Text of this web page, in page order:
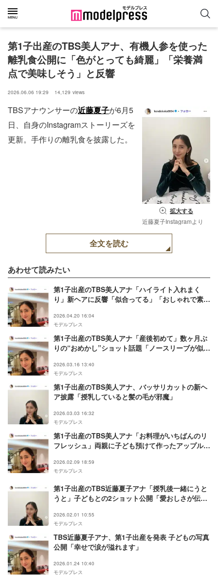
第1子出産のTBS美人アナ、有機人参を使った
離乳食公開に「色がとっても綺麗」「栄養満
点で美味しそう」と反響
2026.06.06 19:29 14,129 views
拡大する
近藤夏子Instagramより
TBSアナウンサーの近藤夏子が6月5
日、自身のInstagramストーリーズを
更新。手作りの離乳食を披露した。
全文を読む
あわせて読みたい
第1子出産のTBS美人アナ「ハイライト入れまく
り」新ヘアに反響「似合ってる」「おしゃれで素
2026.04.20 16:04
モデルプレス
第1子出産のTBS美人アナ「産後初めて」数ヶ月ぶ
りの“おめかし”ショット話題「ノースリーブが似合
2026.03.16 13:40
モデルプレス
第1子出産のTBS美人アナ、バッサリカットの新ヘ
ア披露「授乳していると髪の毛が邪魔」
2026.03.03 16:32
モデルプレス
第1子出産のTBS美人アナ「お料理がいちばんのリ
フレッシュ」両親に子ども預けて作ったアップルパ
2026.02.09 18:59
モデルプレス
第1子出産のTBS近藤夏子アナ「授乳後一緒にうと
うと」子どもとの2ショット公開「愛おしさが伝わ
2026.02.01 10:55
モデルプレス
TBS近藤夏子アナ、第1子出産を発表 子どもの写真
公開「幸せで涙が溢れます」
2026.01.24 10:40
モデルプレス